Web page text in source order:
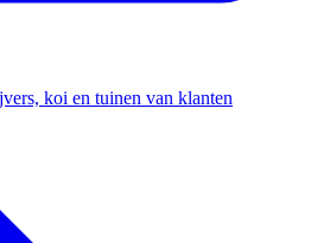
koi en tuinen van klanten